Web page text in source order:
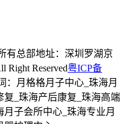
有总部地址：深圳罗湖京
Right Reserved粤ICP备
：月格格月子中心_珠海月
_珠海产后康复_珠海高端
子会所中心_珠海专业月